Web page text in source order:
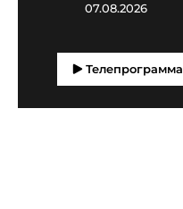
07.08.2026
Телепрограмма